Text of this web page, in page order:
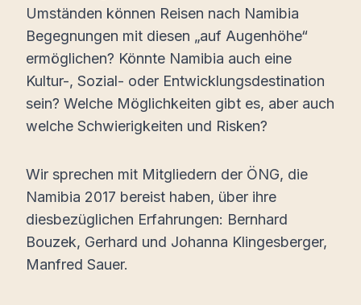
Umständen können Reisen nach Namibia
Begegnungen mit diesen „auf Augenhöhe“
ermöglichen? Könnte Namibia auch eine
Kultur-, Sozial- oder Entwicklungsdestination
sein? Welche Möglichkeiten gibt es, aber auch
welche Schwierigkeiten und Risken?
Wir sprechen mit Mitgliedern der ÖNG, die
Namibia 2017 bereist haben, über ihre
diesbezüglichen Erfahrungen: Bernhard
Bouzek, Gerhard und Johanna Klingesberger,
Manfred Sauer.